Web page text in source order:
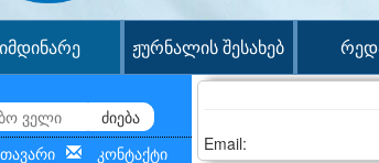
ჟურნალის შესახებ
ძიება
კონტაქტი Email: